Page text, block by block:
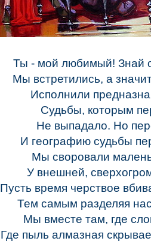
Ты - мой любимый! Знай
Мы встретились, а
Исполнили
Судьбы, которым
Не выпадало. Но
И географию судьбы
Мы своровали
У внешней,
Пусть время черствое
Тем самым разделяя
Мы вместе там, где
Где пыль алмазная